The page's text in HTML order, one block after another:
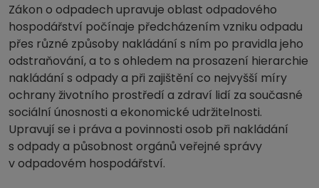
Zákon o odpadech upravuje oblast odpadového
hospodářství počínaje předcházením vzniku odpadu
přes různé způsoby nakládání s ním po pravidla jeho
odstraňování, a to s ohledem na prosazení hierarchie
nakládání s odpady a při zajištění co nejvyšší míry
ochrany životního prostředí a zdraví lidí za současné
sociální únosnosti a ekonomické udržitelnosti.
Upravují se i práva a povinnosti osob při nakládání
s odpady a působnost orgánů veřejné správy
v odpadovém hospodářství.